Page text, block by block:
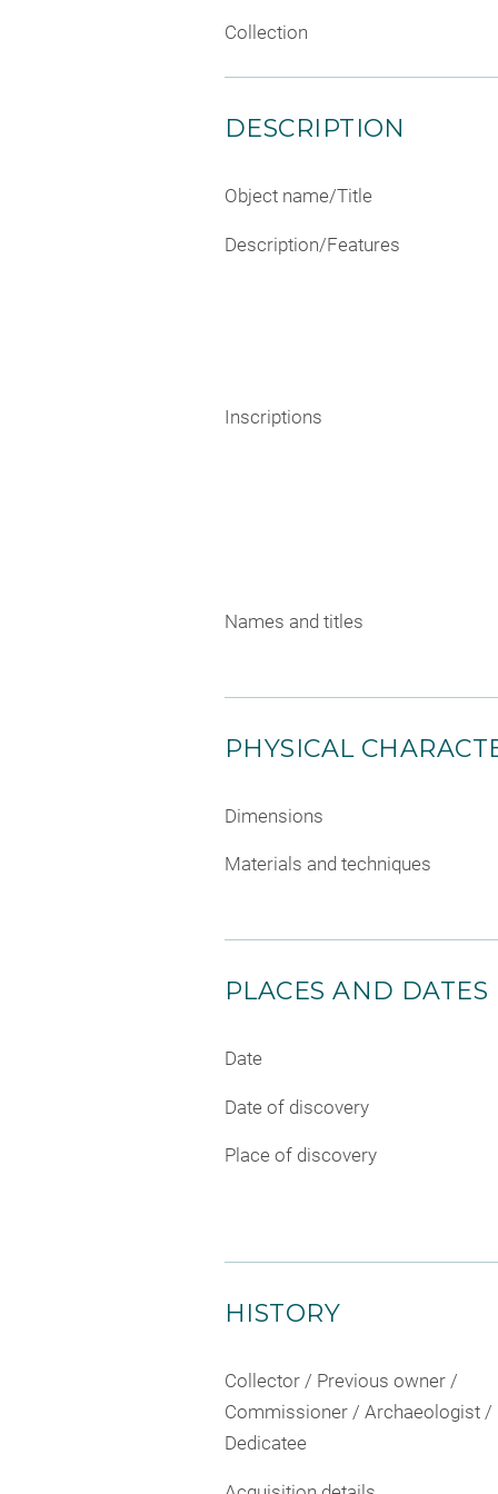
Collection
DESCRIPTION
Object name/Title
Description/Features
Inscriptions
Names and titles
PHYSICAL
Dimensions
Materials and techniques
PLACES AND DATES
Date
Date of discovery
Place of discovery
HISTORY
Collector / Previous owner /
Commissioner / Archaeologist /
Dedicatee